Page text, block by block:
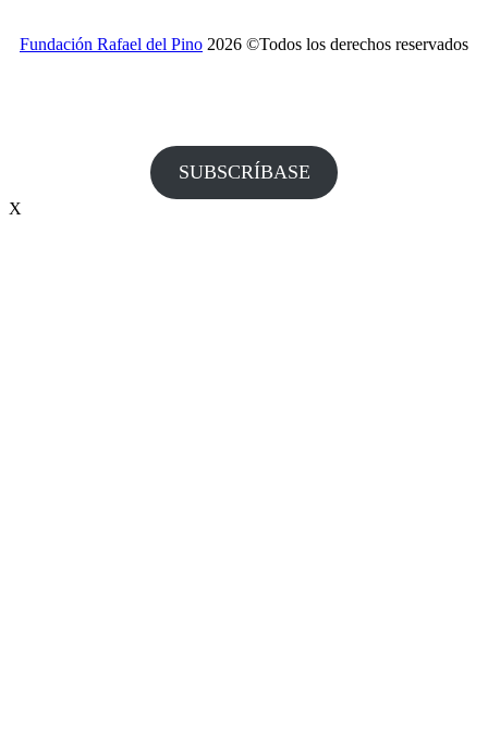
Fundación Rafael del Pino 2026 ©Todos los derechos reservados
SUBSCRÍBASE
X